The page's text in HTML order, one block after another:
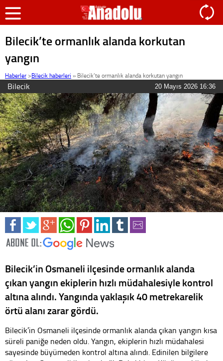
Bilecik’te ormanlık alanda korkutan
yangın
Haberler >Bilecik haberleri » Bilecik’te ormanlık alanda korkutan yangın
Bilecik 20 Mayıs 2026 16:36
Bilecik’in Osmaneli ilçesinde ormanlık alanda
çıkan yangın ekiplerin hızlı müdahalesiyle kontrol
altına alındı. Yangında yaklaşık 40 metrekarelik
örtü alanı zarar gördü.
Bilecik’in Osmaneli ilçesinde ormanlık alanda çıkan yangın kısa
süreli paniğe neden oldu. Yangın, ekiplerin hızlı müdahalesi
sayesinde büyümeden kontrol altına alındı. Edinilen bilgilere